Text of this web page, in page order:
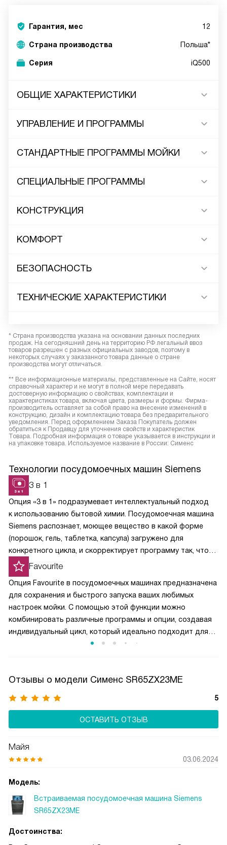
Гарантия, мес 12
Страна производства Польша*
Серия iQ500
ОБЩИЕ ХАРАКТЕРИСТИКИ
УПРАВЛЕНИЕ И ПРОГРАММЫ
СТАНДАРТНЫЕ ПРОГРАММЫ МОЙКИ
СПЕЦИАЛЬНЫЕ ПРОГРАММЫ
КОНСТРУКЦИЯ
КОМФОРТ
БЕЗОПАСНОСТЬ
ТЕХНИЧЕСКИЕ ХАРАКТЕРИСТИКИ
* Страна производства указана на основании данных последних
продаж. На сегодняшний день на территорию РФ легальный ввоз
товаров разрешен с разных официальных заводов, поэтому в
некоторых случаях у заказанного товара данные о стране
производства могут отличаться.
** Все информационные материалы, представленные на Сайте, носят
справочный характер и не могут в полной мере передавать
достоверную информацию о свойствах, комплектации и
характеристиках товара, включая цвета, размеры и формы. Фирма-
производитель оставляет за собой право на внесение изменений в
конструкцию, дизайн и комплектацию товара без предварительного
уведомления. Перед оформлением Заказа Покупатель должен
обратиться к Продавцу для уточнения свойств и характеристик
Товара. Подробная информация о товаре указывается в инструкции и
на упаковке товара. Используемое название в России: Сименс
Технологии посудомоечных машин Siemens
3 в 1
Опция «3 в 1» подразумевает интеллектуальный подход
к использованию бытовой химии. Посудомоечная машина
Siemens распознает, моющее вещество в какой форме
(порошок, гель, таблетка, капсула) загружено для
конкретного цикла, и скорректирует программу так, чтобы
химические вещества растворялись постепенно
Favourite
Опция Favourite в посудомоечных машинах предназначена
для сохранения и быстрого запуска ваших любимых
настроек мойки. С помощью этой функции можно
комбинировать различные программы и опции, создавая
индивидуальный цикл, который идеально подходит для
ваших нужд. Например, вы можете сочетать быструю
кнопки. Это значительно экономит время и упрощает
Отзывы о модели Сименс SR65ZX23ME
5
ОСТАВИТЬ ОТЗЫВ
Майя
03.06.2024
Модель:
Встраиваемая посудомоечная машина Siemens
SR65ZX23ME
Достоинства: